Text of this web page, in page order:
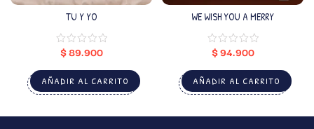
TU Y YO
$89.900
AÑADIR AL CARRITO
WE WISH YOU A MERRY
$94.900
AÑADIR AL CARRITO